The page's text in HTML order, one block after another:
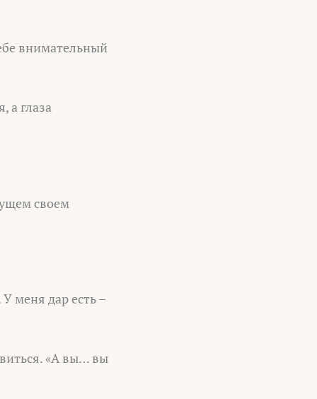
внимательный
а глаза
своем
меня дар есть –
«А вы… вы